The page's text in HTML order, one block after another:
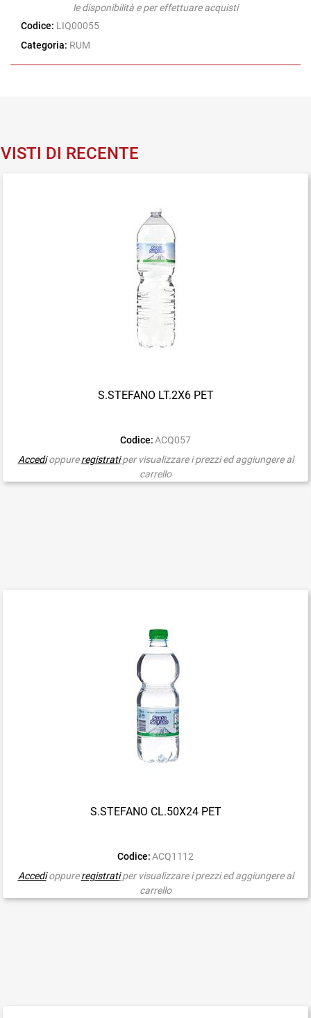
le disponibilità e per effettuare acquisti
Codice: LIQ00055
Categoria: RUM
VISTI DI RECENTE
S.STEFANO LT.2X6 PET
Codice: ACQ057
Accedioppureregistrati per visualizzare i prezzi ed aggiungere al
carrello
S.STEFANO CL.50X24 PET
Codice: ACQ1112
Accedioppureregistrati per visualizzare i prezzi ed aggiungere al
carrello